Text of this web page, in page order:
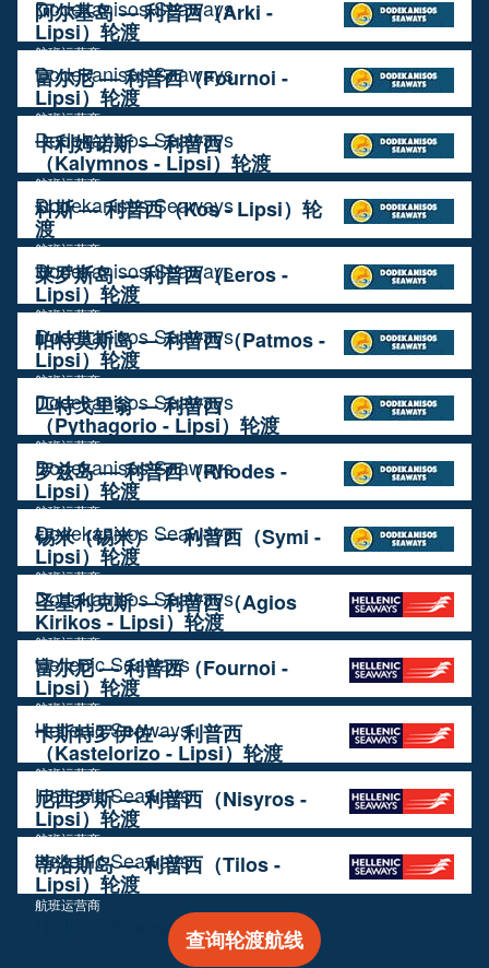
Dodekanisos Seaways
阿尔基岛 — 利普西（Arki -
Lipsi）轮渡
航班运营商
Dodekanisos Seaways
富尔尼 — 利普西（Fournoi -
Lipsi）轮渡
航班运营商
Dodekanisos Seaways
卡利姆诺斯 — 利普西
（Kalymnos - Lipsi）轮渡
航班运营商
Dodekanisos Seaways
科斯 — 利普西（Kos - Lipsi）轮
渡
航班运营商
Dodekanisos Seaways
莱罗斯岛 — 利普西（Leros -
Lipsi）轮渡
航班运营商
Dodekanisos Seaways
帕特莫斯岛 — 利普西（Patmos -
Lipsi）轮渡
航班运营商
Dodekanisos Seaways
匹特戈里翁 — 利普西
（Pythagorio - Lipsi）轮渡
航班运营商
Dodekanisos Seaways
罗兹岛 — 利普西（Rhodes -
Lipsi）轮渡
航班运营商
Dodekanisos Seaways
锡米（锡米） — 利普西（Symi -
Lipsi）轮渡
航班运营商
Dodekanisos Seaways
圣基利克斯 — 利普西（Agios
Kirikos - Lipsi）轮渡
航班运营商
Hellenic Seaways
富尔尼 — 利普西（Fournoi -
Lipsi）轮渡
航班运营商
Hellenic Seaways
卡斯特罗伊佐 — 利普西
（Kastelorizo - Lipsi）轮渡
航班运营商
Hellenic Seaways
尼西罗斯 — 利普西（Nisyros -
Lipsi）轮渡
航班运营商
Hellenic Seaways
蒂洛斯岛 — 利普西（Tilos -
Lipsi）轮渡
航班运营商
Hellenic Seaways查询轮渡航线